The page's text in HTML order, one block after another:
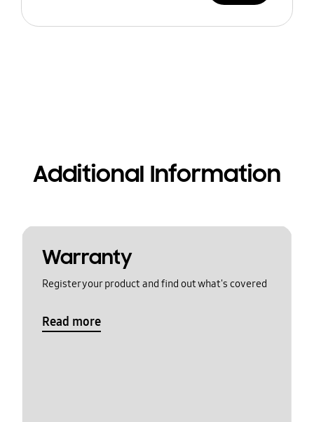
Additional Information
Warranty
Register your product and find out what's covered
Read more